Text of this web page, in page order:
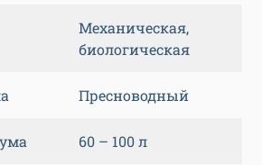
Механическая,
биологическая
Пресноводный
60 – 100 л